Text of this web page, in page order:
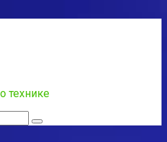
технике